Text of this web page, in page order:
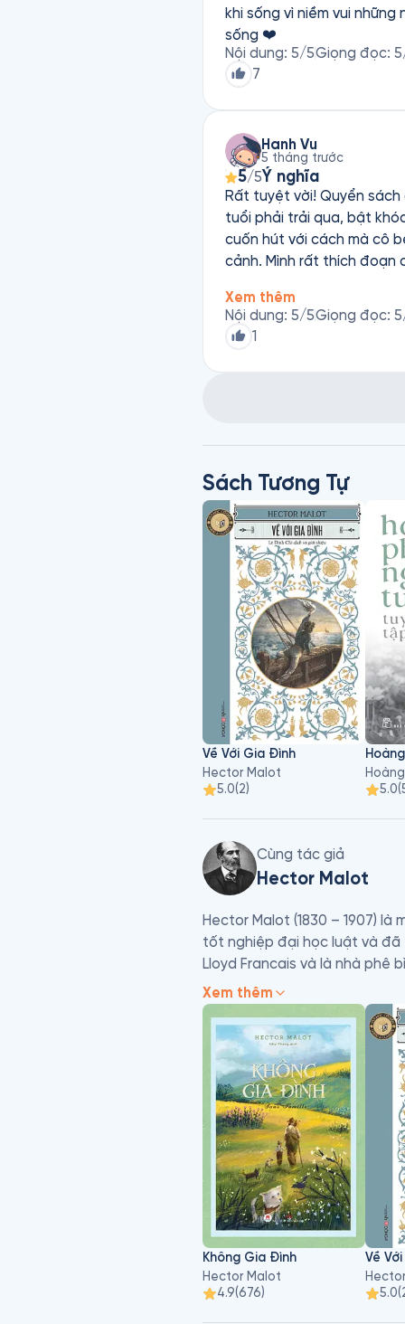
khi sống vì niềm vui
sống ❤️
Nội dung: 5/5Giọng đọc: 5
7
Hanh Vu
5 tháng trước
5/5Ý nghĩa
Rất tuyệt vời! Quyển
tuổi phải trải qua, bật
cuốn hút với cách mà cô
cảnh. Mình rất thích đoạn
nội cũng làm mình khóc vì
vòng tay yêu thương của
ông biết chia sẻ tình yêu
khía cạnh khác của hạnh
cũng là điều rất ý nghĩa
quyết đoán. Cảm ơn tác
Xem thêm
Nội dung: 5/5Giọng đọc: 5
1
Sách Tương Tự
Về Với Gia Đình
Hector Malot
5.0(2)
5.0(
Cùng tác giả
Hector Malot
Hector Malot (1830 – 1907) là
tốt nghiệp đại học luật và đã
Lloyd Francais và là nhà phê
mê lớn nhất của đời ông. Ông
và “Trong gia đình”. Hai tiểu
giới, nhiều lần được dựng
Với lối diễn đạt phong phú,
điệp về tình yêu thương, sự
Xem thêm
Không Gia Đình
Hector Malot
4.9(676)
Về
5.0(